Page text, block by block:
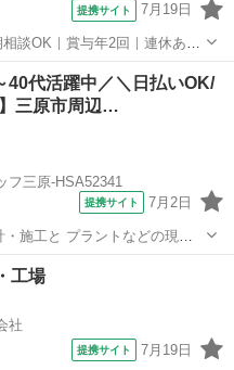
提携サイト 7月19日
談OK｜賞与年2回｜連休あり
同時に責任も大きく、辞めた
年、30年のベテランたちも迷っ
40代活躍中／＼日払いOK/
】三原市周辺…
フ三原-HSA52341
提携サイト 7月2日
でのお仕事です。 ≪ 仕事内容
理 工程管理表を作成し、1か
工場
社
提携サイト 7月19日